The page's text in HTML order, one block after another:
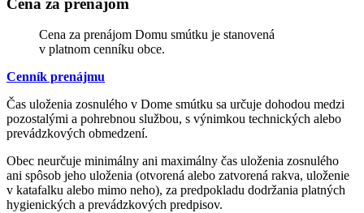
Cena za prenájom Domu smútku je stanovená
v platnom cenníku obce.
Cenník prenájmu
Čas uloženia zosnulého v Dome smútku sa určuje dohodou medzi
pozostalými a pohrebnou službou, s výnimkou technických alebo
prevádzkových obmedzení.
Obec neurčuje minimálny ani maximálny čas uloženia zosnulého
ani spôsob jeho uloženia (otvorená alebo zatvorená rakva, uloženie
v katafalku alebo mimo neho), za predpokladu dodržania platných
hygienických a prevádzkových predpisov.